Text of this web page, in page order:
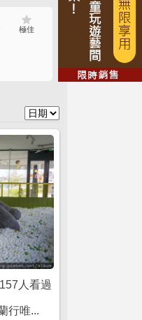
極佳
157人看過
行唯...